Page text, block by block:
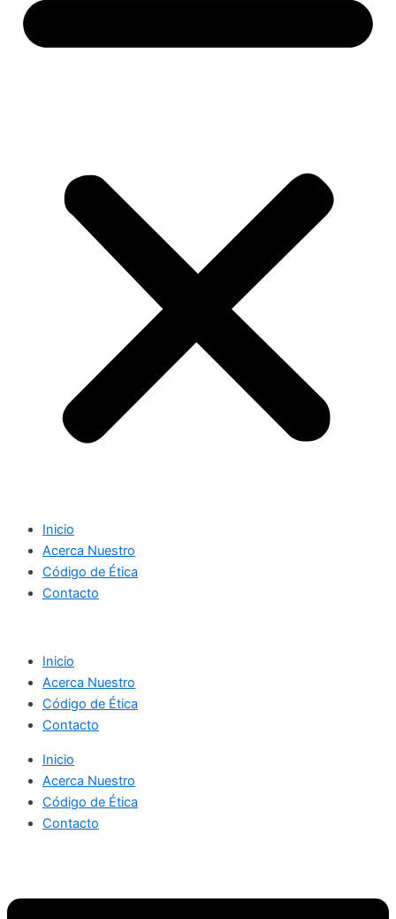
Inicio
Acerca Nuestro
Código de Ética
Contacto
Inicio
Acerca Nuestro
Código de Ética
Contacto
Inicio
Acerca Nuestro
Código de Ética
Contacto